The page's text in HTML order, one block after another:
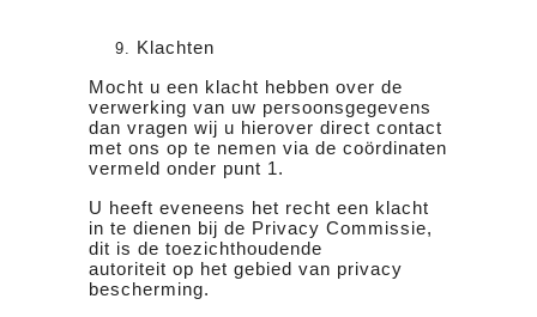
Klachten
Mocht u een klacht hebben over de
verwerking van uw persoonsgegevens
dan vragen wij u hierover direct contact
met ons op te nemen via de coördinaten
vermeld onder punt 1.
U heeft eveneens het recht een klacht
in te dienen bij de Privacy Commissie,
dit is de toezichthoudende
autoriteit op het gebied van privacy
bescherming.